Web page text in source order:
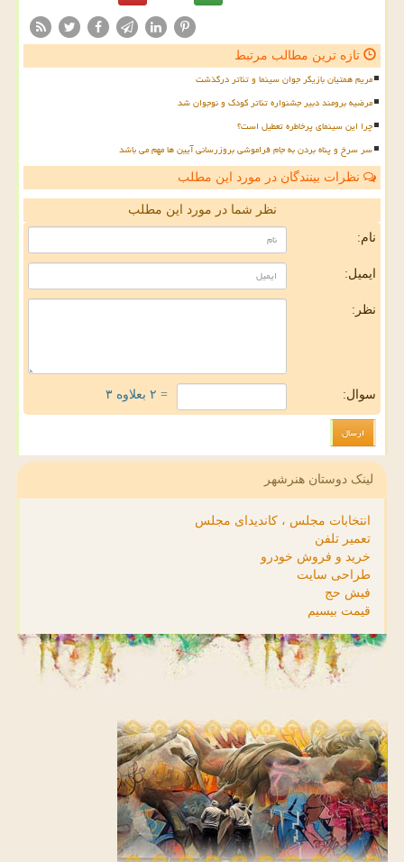
تازه ترین مطالب مرتبط
مریم همتیان بازیگر جوان سینما و تئاتر درگذشت
مرضیه برومند دبیر جشنواره تئاتر کودک و نوجوان شد
چرا این سینمای پرخاطره تعطیل است؟
سر سرخ و پناه بردن به جام فراموشی بروزرسانی آیین ها مهم می باشد
نظرات بینندگان در مورد این مطلب
نظر شما در مورد این مطلب
نام:
ایمیل:
نظر:
سوال: = ۲ بعلاوه ۳
لینک دوستان هنرشهر
انتخابات مجلس ، کاندیدای مجلس
تعمیر تلفن
خرید و فروش خودرو
طراحی سایت
فیش حج
قیمت بیسیم